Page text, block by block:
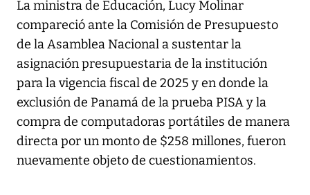
La ministra de Educación, Lucy Molinar
compareció ante la Comisión de Presupuesto
de la Asamblea Nacional a sustentar la
asignación presupuestaria de la institución
para la vigencia fiscal de 2025 y en donde la
exclusión de Panamá de la prueba PISA y la
compra de computadoras portátiles de manera
directa por un monto de $258 millones, fueron
nuevamente objeto de cuestionamientos.